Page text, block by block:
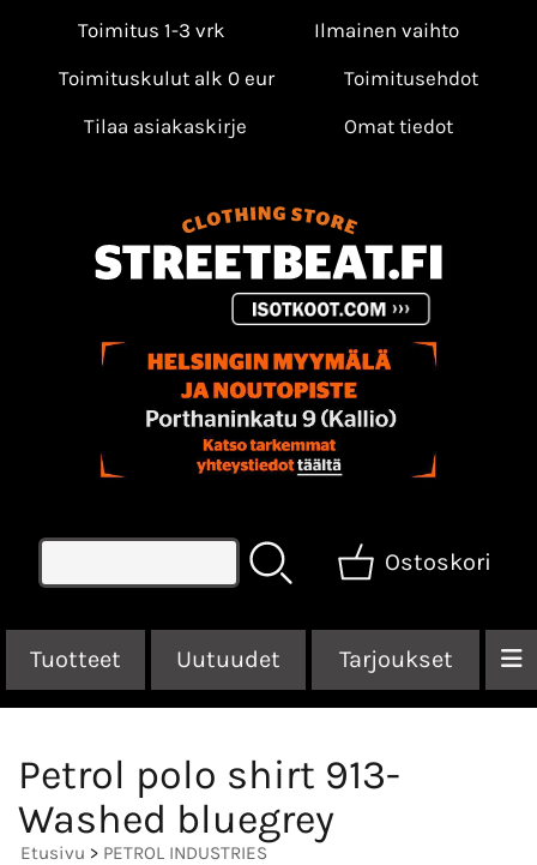
Toimitus 1-3 vrk
Ilmainen vaihto
Toimituskulut alk 0 eur
Toimitusehdot
Tilaa asiakaskirje
Omat tiedot
Ostoskori
Tuotteet Uutuudet Tarjoukset
Petrol polo shirt 913-
Washed bluegrey
Etusivu > PETROL INDUSTRIES